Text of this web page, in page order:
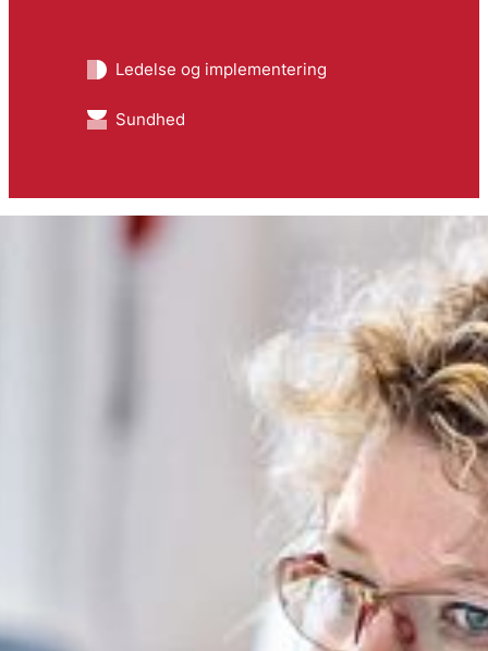
Ledelse og implementering
Sundhed